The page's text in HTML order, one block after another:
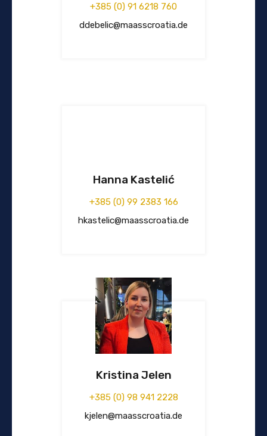
+385 (0) 91 6218 760
ddebelic@maasscroatia.de
Hanna Kastelić
+385 (0) 99 2383 166
hkastelic@maasscroatia.de
Kristina Jelen
+385 (0) 98 941 2228
kjelen@maasscroatia.de